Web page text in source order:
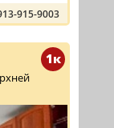
915-9003
1к